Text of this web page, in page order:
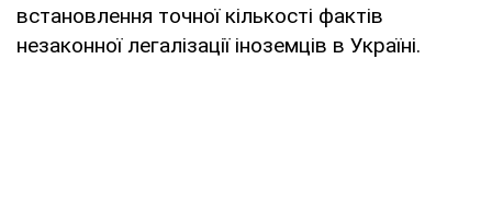
встановлення точної кількості фактів
незаконної легалізації іноземців в Україні.